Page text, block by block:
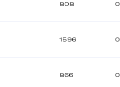
808
1596
866